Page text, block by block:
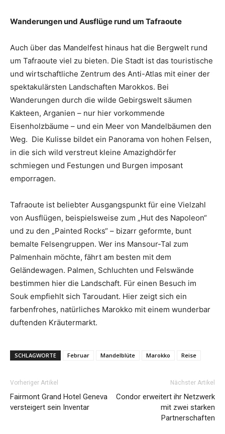
Wanderungen und Ausflüge rund um Tafraoute
Auch über das Mandelfest hinaus hat die Bergwelt rund
um Tafraoute viel zu bieten. Die Stadt ist das touristische
und wirtschaftliche Zentrum des Anti-Atlas mit einer der
spektakulärsten Landschaften Marokkos. Bei
Wanderungen durch die wilde Gebirgswelt säumen
Kakteen, Arganien – nur hier vorkommende
Eisenholzbäume – und ein Meer von Mandelbäumen den
Weg. Die Kulisse bildet ein Panorama von hohen Felsen,
in die sich wild verstreut kleine Amazighdörfer
schmiegen und Festungen und Burgen imposant
emporragen.
Tafraoute ist beliebter Ausgangspunkt für eine Vielzahl
von Ausflügen, beispielsweise zum „Hut des Napoleon“
und zu den „Painted Rocks“ – bizarr geformte, bunt
bemalte Felsengruppen. Wer ins Mansour-Tal zum
Palmenhain möchte, fährt am besten mit dem
Geländewagen. Palmen, Schluchten und Felswände
bestimmen hier die Landschaft. Für einen Besuch im
Souk empfiehlt sich Taroudant. Hier zeigt sich ein
farbenfrohes, natürliches Marokko mit einem wunderbar
duftenden Kräutermarkt.
SCHLAGWORTE Februar Mandelblüte Marokko Reise
Vorheriger Artikel
Fairmont Grand Hotel Geneva
versteigert sein Inventar
Nächster Artikel
Condor erweitert ihr Netzwerk
mit zwei starken
Partnerschaften